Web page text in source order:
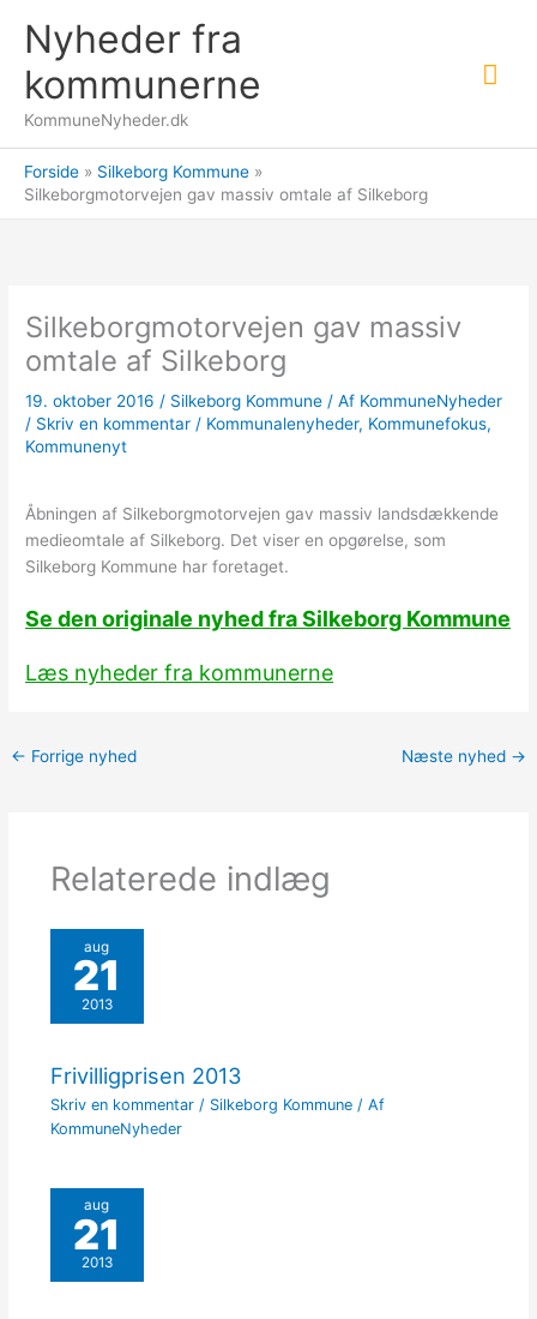
indholdet
Nyheder fra
kommunerne
KommuneNyheder.dk
Forside
Silkeborg Kommune
Silkeborgmotorvejen gav massiv omtale af Silkeborg
Silkeborgmotorvejen gav massiv
omtale af Silkeborg
19. oktober 2016 / Silkeborg Kommune / Af KommuneNyheder
/ Skriv en kommentar / Kommunalenyheder, Kommunefokus,
Kommunenyt
Åbningen af Silkeborgmotorvejen gav massiv landsdækkende
medieomtale af Silkeborg. Det viser en opgørelse, som
Silkeborg Kommune har foretaget.
Se den originale nyhed fra Silkeborg Kommune
Læs nyheder fra kommunerne
← Forrige nyhed Næste nyhed →
Relaterede indlæg
aug
21
2013
Frivilligprisen 2013
Skriv en kommentar / Silkeborg Kommune/ Af
KommuneNyheder
aug
21
2013